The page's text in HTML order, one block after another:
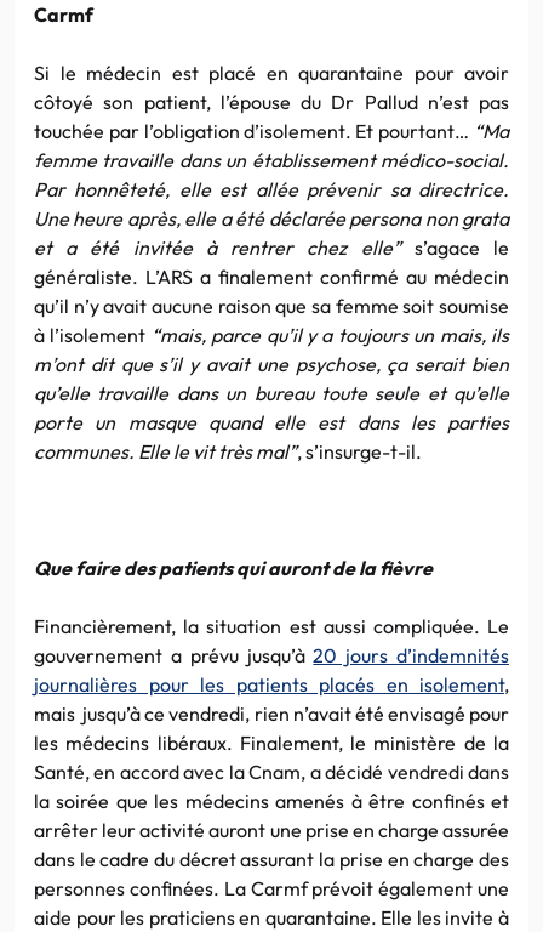
Carmf
Si le médecin est placé en quarantaine pour avoir
côtoyé son patient, l’épouse du Dr Pallud n’est pas
touchée par l’obligation d’isolement. Et pourtant… “Ma
femme travaille dans un établissement médico-social.
Par honnêteté, elle est allée prévenir sa directrice.
Une heure après, elle a été déclarée persona non grata
et a été invitée à rentrer chez elle”s’agace le
généraliste. L’ARS a finalement confirmé au médecin
qu’il n’y avait aucune raison que sa femme soit soumise
à l’isolement “mais, parce qu’il y a toujours un mais, ils
m’ont dit que s’il y avait une psychose, ça serait bien
qu’elle travaille dans un bureau toute seule et qu’elle
porte un masque quand elle est dans les parties
communes. Elle le vit très mal”, s’insurge-t-il.
Que faire des patients qui auront de la fièvre
Financièrement, la situation est aussi compliquée. Le
gouvernement a prévu jusqu’à20 jours d’indemnités
journalières pour les patients placés en isolement,
mais jusqu’à ce vendredi, rien n’avait été envisagé pour
les médecins libéraux. Finalement, le ministère de la
Santé, en accord avec la Cnam, a décidé vendredi dans
la soirée que les médecins amenés à être confinés et
arrêter leur activité auront une prise en charge assurée
dans le cadre du décret assurant la prise en charge des
personnes confinées. La Carmf prévoit également une
aide pour les praticiens en quarantaine. Elle les invite à